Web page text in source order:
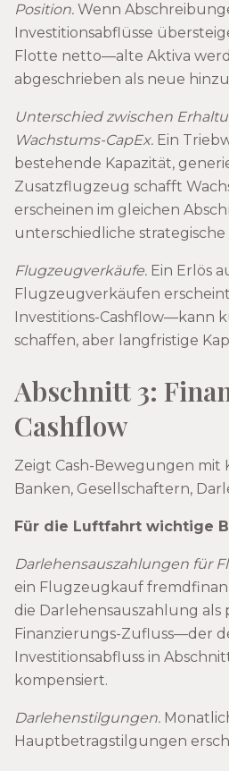
Position. Wenn
Investitionsabflüsse
Flotte netto—alte Aktiva
abgeschrieben als neue
Unterschied zwischen
Wachstums-CapEx. Ein
bestehende Kapazität,
Zusatzflugzeug schafft
erscheinen im gleichen
unterschiedliche
Flugzeugverkäufe. Ein Erlös
Flugzeugverkäufen
Investitions-Cashflow—kann
schaffen, aber langfristige
Abschnitt 3:
Cashflow
Zeigt Cash-Bewegungen mit
Banken, Gesellschaftern,
Für die Luftfahrt wichtige
Darlehensauszahlungen für
ein Flugzeugkauf
die Darlehensauszahlung als
Finanzierungs-Zufluss—der
Investitionsabfluss in
kompensiert.
Darlehenstilgungen.
Hauptbetragstilgungen